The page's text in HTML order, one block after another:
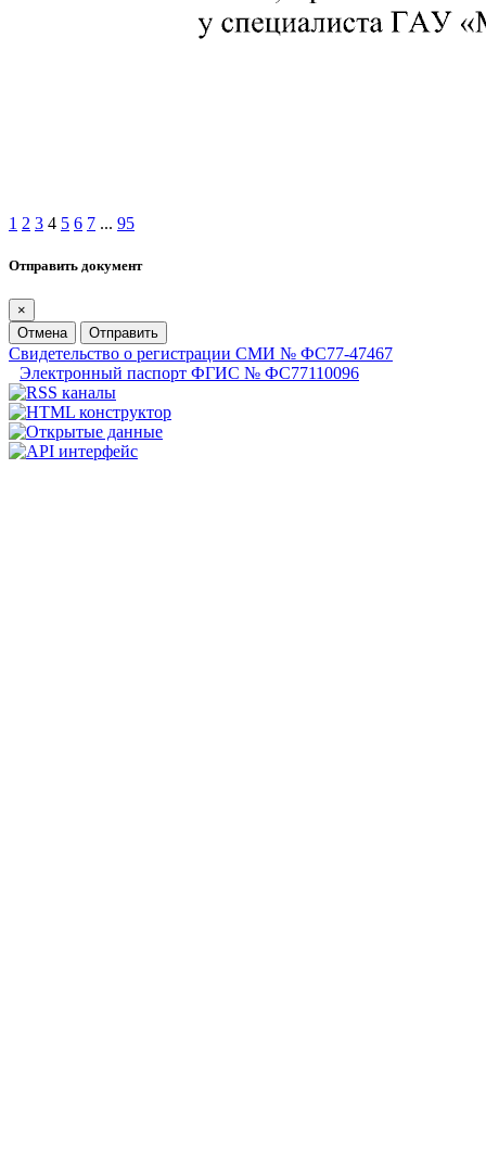
1 2 3 4 5 6 7 ... 95
Отправить документ
×
Отмена
Отправить
Свидетельство о регистрации СМИ № ФС77-47467
Электронный паспорт ФГИС № ФС77110096